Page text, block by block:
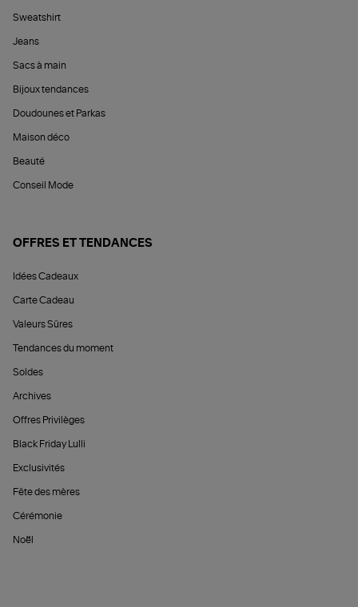
Sweatshirt
Jeans
Sacs à main
Bijoux tendances
Doudounes et Parkas
Maison déco
Beauté
Conseil Mode
OFFRES ET TENDANCES
Idées Cadeaux
Carte Cadeau
Valeurs Sûres
Tendances du moment
Soldes
Archives
Offres Privilèges
Black Friday Lulli
Exclusivités
Fête des mères
Cérémonie
Noël